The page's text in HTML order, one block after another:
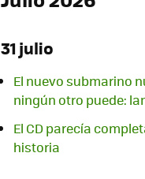
31 julio
El nuevo submarino
ningún otro puede:
El CD parecía
historia